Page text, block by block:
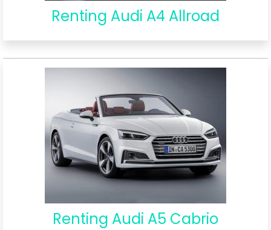
Renting Audi A4 Allroad
Renting Audi A5 Cabrio